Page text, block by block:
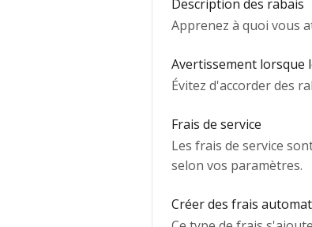
Description des rabais
Apprenez à quoi vous
Avertissement lorsque
Évitez d'accorder des
Frais de service
Les frais de service
selon vos paramètres.
Créer des frais